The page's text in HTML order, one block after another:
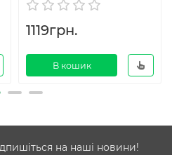
1119грн.
В кошик
на наші новини!